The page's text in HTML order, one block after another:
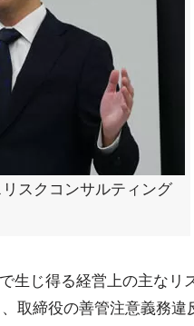
スクコンサルティング
生じ得る経営上の主なリ
取締役の善管注意義務